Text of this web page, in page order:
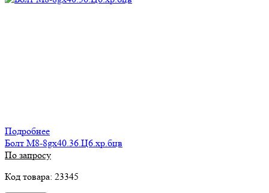
Подробнее
Болт М8-8gх40.36.Ц6.хр.бцв
По запросу
Код товара: 23345